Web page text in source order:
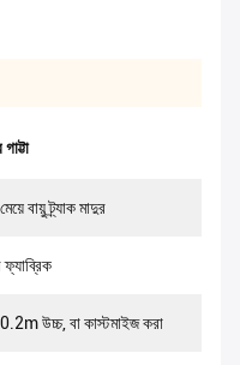
বায়ু ট্র্যাক মাদুর
উচ্চ, বা কাস্টমাইজ করা